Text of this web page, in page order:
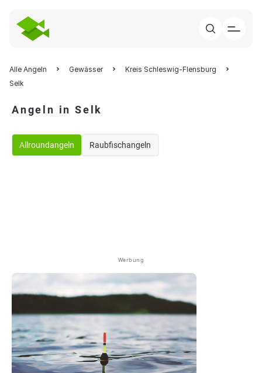
Alle Angeln Gewässer
Kreis Schleswig-Flensburg
Selk
Angeln in Selk
Allroundangeln Raubfischangeln
Werbung